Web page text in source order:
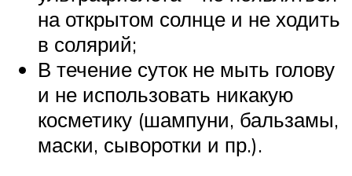
на открытом солнце и не ходить
в солярий;
В течение суток не мыть голову
и не использовать никакую
косметику (шампуни, бальзамы,
маски, сыворотки и пр.).